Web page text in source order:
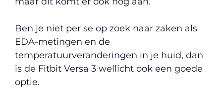
Ben je niet per se op zoek naar zaken als
EDA-metingen en de
temperatuurveranderingen in je huid, dan
is de Fitbit Versa 3 wellicht ook een goede
optie.